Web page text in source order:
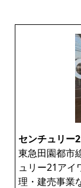
センチュリー
東急田園都市
ュリー21アイ
理・建売事業